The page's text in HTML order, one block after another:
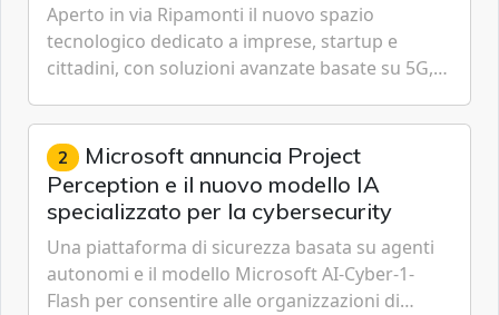
Aperto in via Ripamonti il nuovo spazio
tecnologico dedicato a imprese, startup e
cittadini, con soluzioni avanzate basate su 5G,
Cybersecurity.
2 Microsoft annuncia Project
Perception e il nuovo modello IA
specializzato per la cybersecurity
Una piattaforma di sicurezza basata su agenti
autonomi e il modello Microsoft AI-Cyber-1-
Flash per consentire alle organizzazioni di